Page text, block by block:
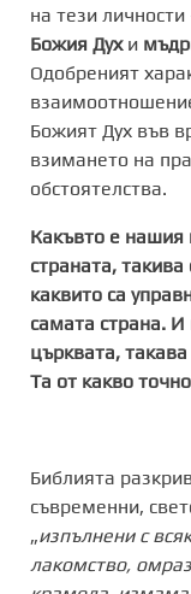
на тези личности
Божия Духи
Одобреният
Божият Дух във
взимането на
обстоятелства.
Какъвто е нашия
страната,
каквито са
самата страна. И
църквата,
Та от какво
Библията
съвременни,
„изпълнени с
лакомство,